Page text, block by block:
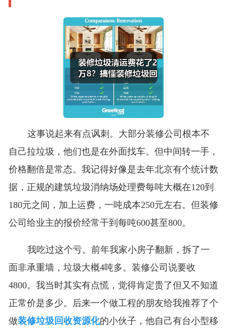
这事说起来有点讽刺。大部分装修公司根本不
自己拉垃圾，他们也是在外面找车。但中间转一手，
价格翻倍是常态。我记得好像是去年北京有个统计数
据，正规的建筑垃圾消纳场处理费每吨大概在120到
180元之间，加上运费，一吨成本250元左右。但装修
公司给业主的报价经常干到每吨600甚至800。
我吃过这个亏。前年我家小房子翻新，拆了一
面非承重墙，垃圾大概4吨多。装修公司说要收
4800。我当时其实有点慌，觉得肯定贵了但又不知道
正常价是多少。后来一个做工程的朋友给我推荐了个
做装修垃圾回收资源化的小伙子，他自己有台小型移